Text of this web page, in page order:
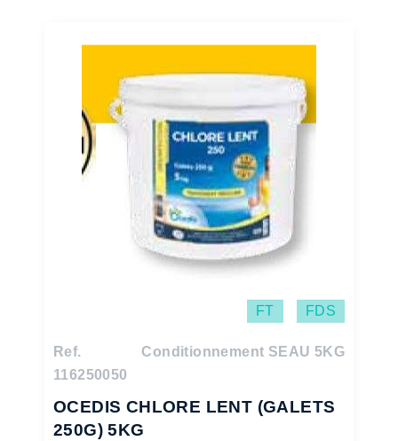
FT FDS
Ref.
116250050
Conditionnement SEAU 5KG
OCEDIS CHLORE LENT (GALETS
250G) 5KG